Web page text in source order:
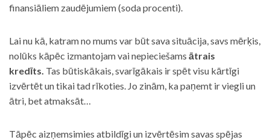
finansiāliem zaudējumiem (soda procenti).
Lai nu kā, katram no mums var būt sava situācija, savs mērķis,
nolūks kāpēc izmantojam vai nepieciešams ātrais
kredīts. Tas būtiskākais, svarīgākais ir spēt visu kārtīgi
izvērtēt un tikai tad rīkoties. Jo zinām, ka paņemt ir viegli un
ātri, bet atmaksāt…
Tāpēc aizņemsimies atbildīgi un izvērtēsim savas spējas